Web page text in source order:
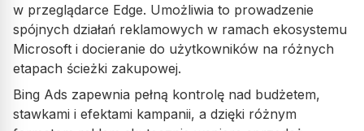
Strony internetowe
w przeglądarce Edge. Umożliwia to prowadzenie
spójnych działań reklamowych w ramach ekosystemu
Microsoft i docieranie do użytkowników na różnych
etapach ścieżki zakupowej.
Bing Ads zapewnia pełną kontrolę nad budżetem,
stawkami i efektami kampanii, a dzięki różnym
PS
Promka Store